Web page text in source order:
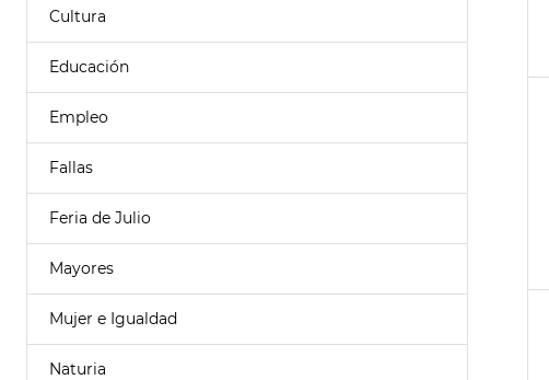
Cultura
Educación
Empleo
Fallas
Feria de Julio
Mayores
Mujer e Igualdad
Naturia